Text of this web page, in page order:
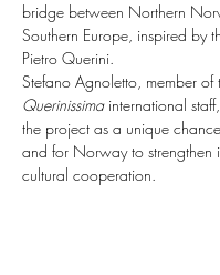
bridge between Northern
Southern Europe, inspired by
Pietro Querini.
Stefano Agnoletto, member of
Querinissima international
the project as a unique
and for Norway to strengthen
cultural cooperation.